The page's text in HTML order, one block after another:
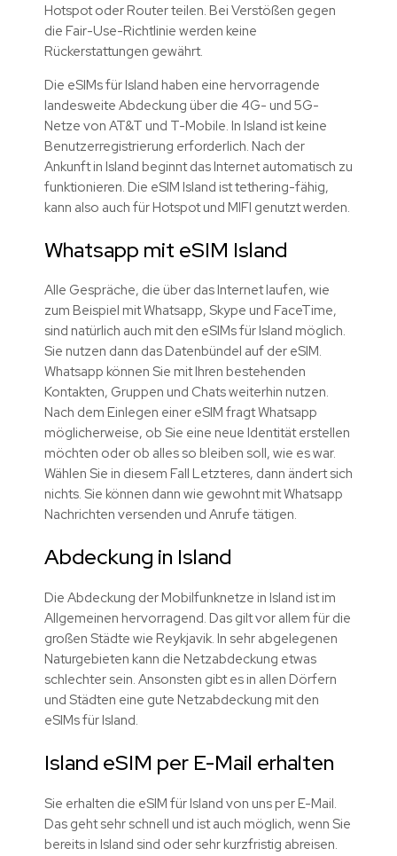
Hotspot oder Router teilen. Bei Verstößen gegen
die Fair-Use-Richtlinie werden keine
Rückerstattungen gewährt.
Die eSIMs für Island haben eine hervorragende
landesweite Abdeckung über die 4G- und 5G-
Netze von AT&T und T-Mobile. In Island ist keine
Benutzerregistrierung erforderlich. Nach der
Ankunft in Island beginnt das Internet automatisch zu
funktionieren. Die eSIM Island ist tethering-fähig,
kann also auch für Hotspot und MIFI genutzt werden.
Whatsapp mit eSIM Island
Alle Gespräche, die über das Internet laufen, wie
zum Beispiel mit Whatsapp, Skype und FaceTime,
sind natürlich auch mit den eSIMs für Island möglich.
Sie nutzen dann das Datenbündel auf der eSIM.
Whatsapp können Sie mit Ihren bestehenden
Kontakten, Gruppen und Chats weiterhin nutzen.
Nach dem Einlegen einer eSIM fragt Whatsapp
möglicherweise, ob Sie eine neue Identität erstellen
möchten oder ob alles so bleiben soll, wie es war.
Wählen Sie in diesem Fall Letzteres, dann ändert sich
nichts. Sie können dann wie gewohnt mit Whatsapp
Nachrichten versenden und Anrufe tätigen.
Abdeckung in Island
Die Abdeckung der Mobilfunknetze in Island ist im
Allgemeinen hervorragend. Das gilt vor allem für die
großen Städte wie Reykjavik. In sehr abgelegenen
Naturgebieten kann die Netzabdeckung etwas
schlechter sein. Ansonsten gibt es in allen Dörfern
und Städten eine gute Netzabdeckung mit den
eSIMs für Island.
Island eSIM per E-Mail erhalten
Sie erhalten die eSIM für Island von uns per E-Mail.
Das geht sehr schnell und ist auch möglich, wenn Sie
bereits in Island sind oder sehr kurzfristig abreisen.